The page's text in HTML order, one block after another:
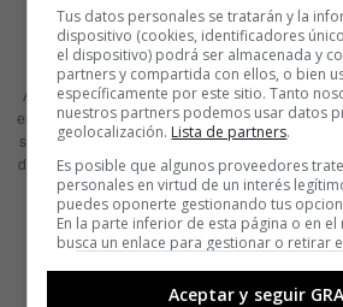
Confesiones reales
ficticio
A Pirjo, ¡mamma Roma! 1. Siempre me he visto
esta impresión nunca me ha llevado a comer
sé que no es del todo cierto. La primera
dejar la casa de mis padres fue decidir cuánto
recién cumplidos y
LEER MÁS
Tus datos personales se tratarán y la
dispositivo (cookies, identificadores
el dispositivo) podrá ser almacenada y
partners y compartida con ellos, o bien
específicamente por este sitio. Tanto
nuestros partners podemos usar datos
geolocalización. Lista de partners.
Es posible que algunos proveedores
personales en virtud de un interés
puedes oponerte gestionando tus
En la parte inferior de esta página o en el
busca un enlace para gestionar o retirar
Aceptar y seguir